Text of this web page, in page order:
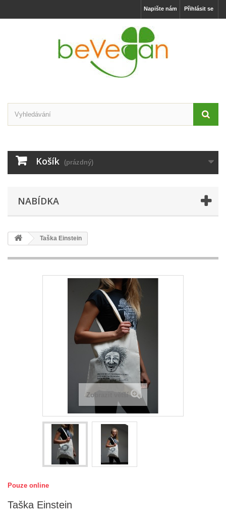
Přihlásit se
Napište nám
Košík (prázdný)
NABÍDKA
Taška Einstein
Zobrazit větší
Pouze online
Taška Einstein